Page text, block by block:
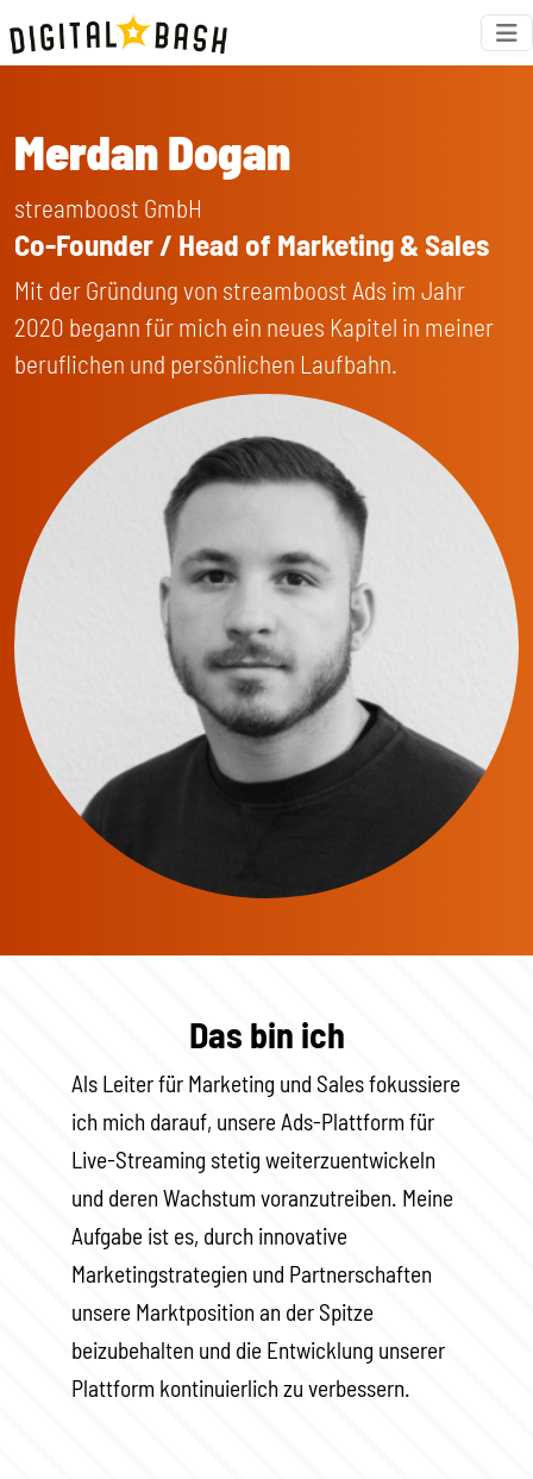
Merdan Dogan
streamboost GmbH
Co-Founder / Head of Marketing & Sales
Mit der Gründung von streamboost Ads im Jahr
2020 begann für mich ein neues Kapitel in meiner
beruflichen und persönlichen Laufbahn.
Das bin ich
Als Leiter für Marketing und Sales fokussiere
ich mich darauf, unsere Ads-Plattform für
Live-Streaming stetig weiterzuentwickeln
und deren Wachstum voranzutreiben. Meine
Aufgabe ist es, durch innovative
Marketingstrategien und Partnerschaften
unsere Marktposition an der Spitze
beizubehalten und die Entwicklung unserer
Plattform kontinuierlich zu verbessern.